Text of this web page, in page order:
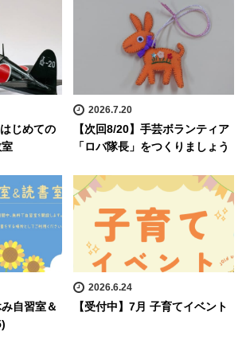
じめての
2026.7.20
【次回8/20】手芸ボランティア
「ロバ隊長」をつくりましょう
自習室＆
2026.6.24
【受付中】7月 子育てイベント